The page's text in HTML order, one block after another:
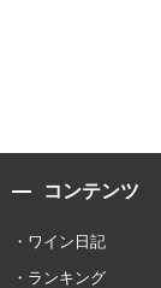
コンテンツ
ワイン日記
ランキング